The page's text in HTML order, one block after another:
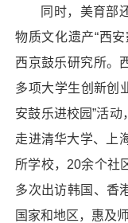
同时，美育部
物质文化遗产“西
西京鼓乐研究所。
多项大学生创新创
安鼓乐进校园”活
走进清华大学、上
所学校，20余个社
多次出访韩国、香
国家和地区，惠及